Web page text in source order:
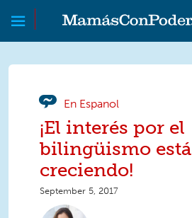
Skip to main content
Skip to main content
MamásConPoder
En Espanol
¡El interés por el
bilingüismo está
creciendo!
September 5, 2017